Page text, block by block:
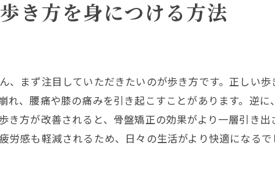
瑞穂市で体感する骨盤矯正の新しいステップ
骨盤矯正を成功に導く歩行改善の秘訣
日常生活における歩行スタイルの見直し方
骨盤矯正効果を最大化するための実践法
き方を身につける方法
、まず注目していただきたいのが歩き方です。正しい
れ、腰痛や膝の痛みを引き起こすことがあります。逆
き方が改善されると、骨盤矯正の効果がより一層引き
感も軽減されるため、日々の生活がより快適になるで